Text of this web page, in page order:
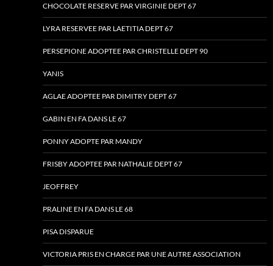
CHOCOLATE RESERVE PAR VIRGINIE DEPT 67
LYRA RESERVEE PAR LAETITIA DEPT 67
PERSEPIONE ADOPTEE PAR CHRISTELLE DEPT 90
YANIS
AGLAE ADOPTEE PAR DIMITRY DEPT 67
GABIN EN FA DANS LE 67
PONNY ADOPTE PAR MANDY
FRISBY ADOPTEE PAR NATHALIE DEPT 67
JEOFFREY
PRALINE EN FA DANS LE 68
PISA DISPARUE
VICTORIA PRIS EN CHARGE PAR UNE AUTRE ASSOCIATION